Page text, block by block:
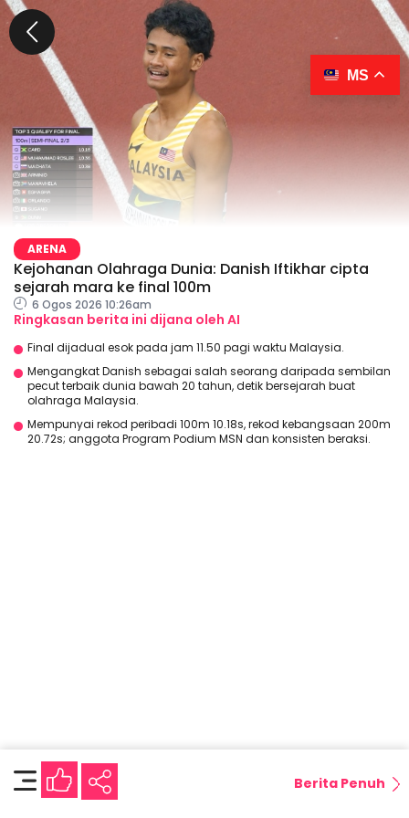
ARENA
Kejohanan Olahraga Dunia: Danish Iftikhar cipta
sejarah mara ke final 100m
6 Ogos 2026 10:26am
Ringkasan berita ini dijana oleh AI
Final dijadual esok pada jam 11.50 pagi waktu Malaysia.
Mengangkat Danish sebagai salah seorang daripada sembilan
pecut terbaik dunia bawah 20 tahun, detik bersejarah buat
olahraga Malaysia.
Mempunyai rekod peribadi 100m 10.18s, rekod kebangsaan 200m
20.72s; anggota Program Podium MSN dan konsisten beraksi.
Berita Penuh
MS